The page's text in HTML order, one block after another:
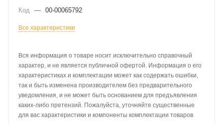
Код — 00-00065792
Все характеристики
Вся информация о товаре носит исключительно справочный
характер, и не является публичной офертой. Информация о его
характеристиках и комплектации может как содержать ошибки,
так и быть изменена производителем без предварительного
уведомления, и не может быть основанием для предъявления
каких-либо претензий. Пожалуйста, уточняйте существенные
для вас характеристики и компоненты комплектации товаров